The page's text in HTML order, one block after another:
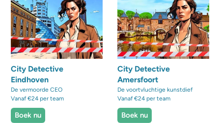
City Detective
Eindhoven
De vermoorde CEO
Vanaf €24 per team
Boek nu
City Detective
Amersfoort
De voortvluchtige kunstdief
Vanaf €24 per team
Boek nu